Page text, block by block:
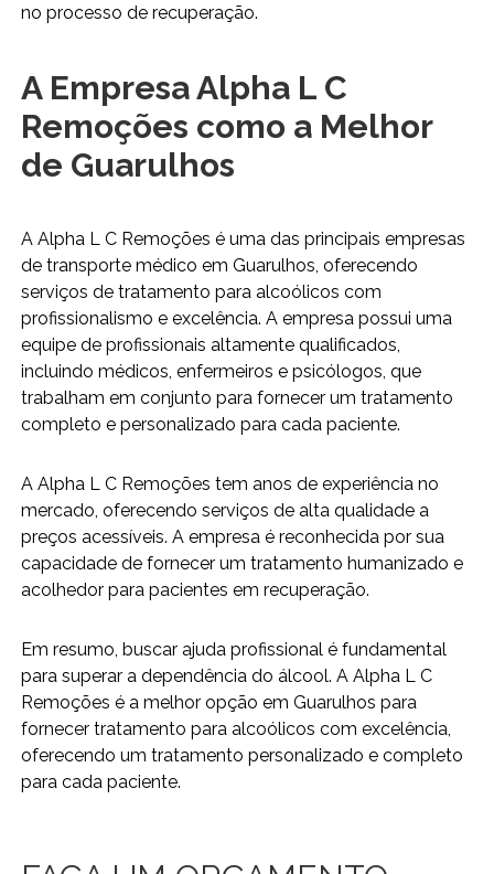
no processo de recuperação.
A Empresa Alpha L C
Remoções como a Melhor
de Guarulhos
A Alpha L C Remoções é uma das principais empresas
de transporte médico em Guarulhos, oferecendo
serviços de tratamento para alcoólicos com
profissionalismo e excelência. A empresa possui uma
equipe de profissionais altamente qualificados,
incluindo médicos, enfermeiros e psicólogos, que
trabalham em conjunto para fornecer um tratamento
completo e personalizado para cada paciente.
A Alpha L C Remoções tem anos de experiência no
mercado, oferecendo serviços de alta qualidade a
preços acessíveis. A empresa é reconhecida por sua
capacidade de fornecer um tratamento humanizado e
acolhedor para pacientes em recuperação.
Em resumo, buscar ajuda profissional é fundamental
para superar a dependência do álcool. A Alpha L C
Remoções é a melhor opção em Guarulhos para
fornecer tratamento para alcoólicos com excelência,
oferecendo um tratamento personalizado e completo
para cada paciente.